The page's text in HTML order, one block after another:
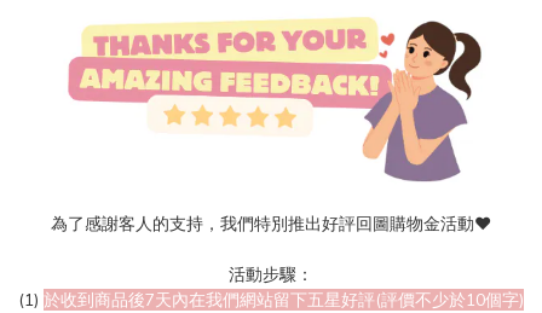
為了感謝客人的支持，我們特別推出好評回圖購物金活動♥
活動步驟：
(1) 於收到商品後7天內在我們網站留下五星好評(評價不少於10個字)